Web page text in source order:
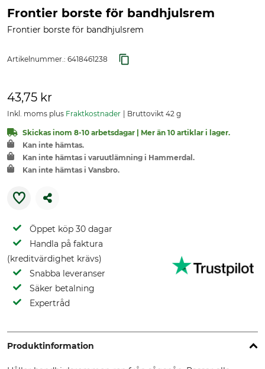
Frontier borste för bandhjulsrem
Frontier borste för bandhjulsrem
Artikelnummer.: 6418461238
43,75 kr
Inkl. moms plus Fraktkostnader Bruttovikt 42 g
Skickas inom 8-10 arbetsdagar | Mer än 10 artiklar i lager.
Kan inte hämtas.
Kan inte hämtas i varuutlämning i Hammerdal.
Kan inte hämtas i Vansbro.
Öppet köp 30 dagar
Handla på faktura
(kreditvärdighet krävs)
Snabba leveranser
Säker betalning
Expertråd
Produktinformation